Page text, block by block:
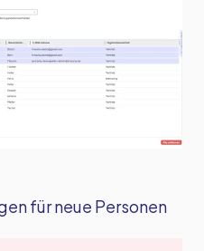
für neue Personen